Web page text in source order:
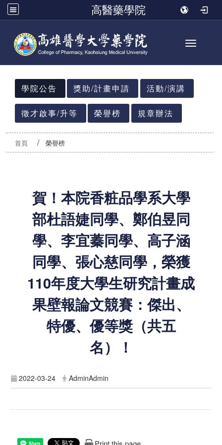
高醫藥學院
Toggle
:::
學院公告
獎助/計畫申請 活動/演講
徵才啟事/升等 榮譽榜 規章辦法
首頁 榮譽榜
賀！本院香粧品學系大學
部杜語婕同學、鄭伯昱同
學、李宜蓁同學、高子涵
同學、張心慈同學，榮獲
110年度大學生研究計畫成
果壁報論文競賽：傑出、
特優、優等獎（共五
名）！
2022-03-24 AdminAdmin
Share